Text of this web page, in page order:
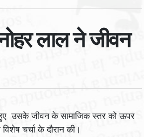
लाल ने जीवन
हुए उसके जीवन के सामाजिक स्तर को ऊपर
चर्चा के दौरान की।